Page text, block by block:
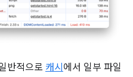
반적으로 캐시 에서 일부 파일